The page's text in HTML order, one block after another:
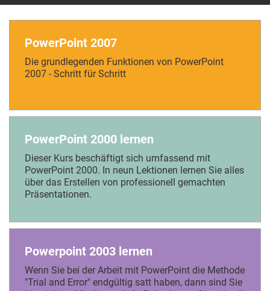
PowerPoint 2007
Die grundlegenden Funktionen von PowerPoint
2007 - Schritt für Schritt
PowerPoint 2000 lernen
Dieser Kurs beschäftigt sich umfassend mit
PowerPoint 2000. In neun Lektionen lernen Sie alles
über das Erstellen von professionell gemachten
Präsentationen.
Powerpoint 2003 lernen
Wenn Sie bei der Arbeit mit PowerPoint die Methode
"Trial and Error" endgültig satt haben, dann sind Sie